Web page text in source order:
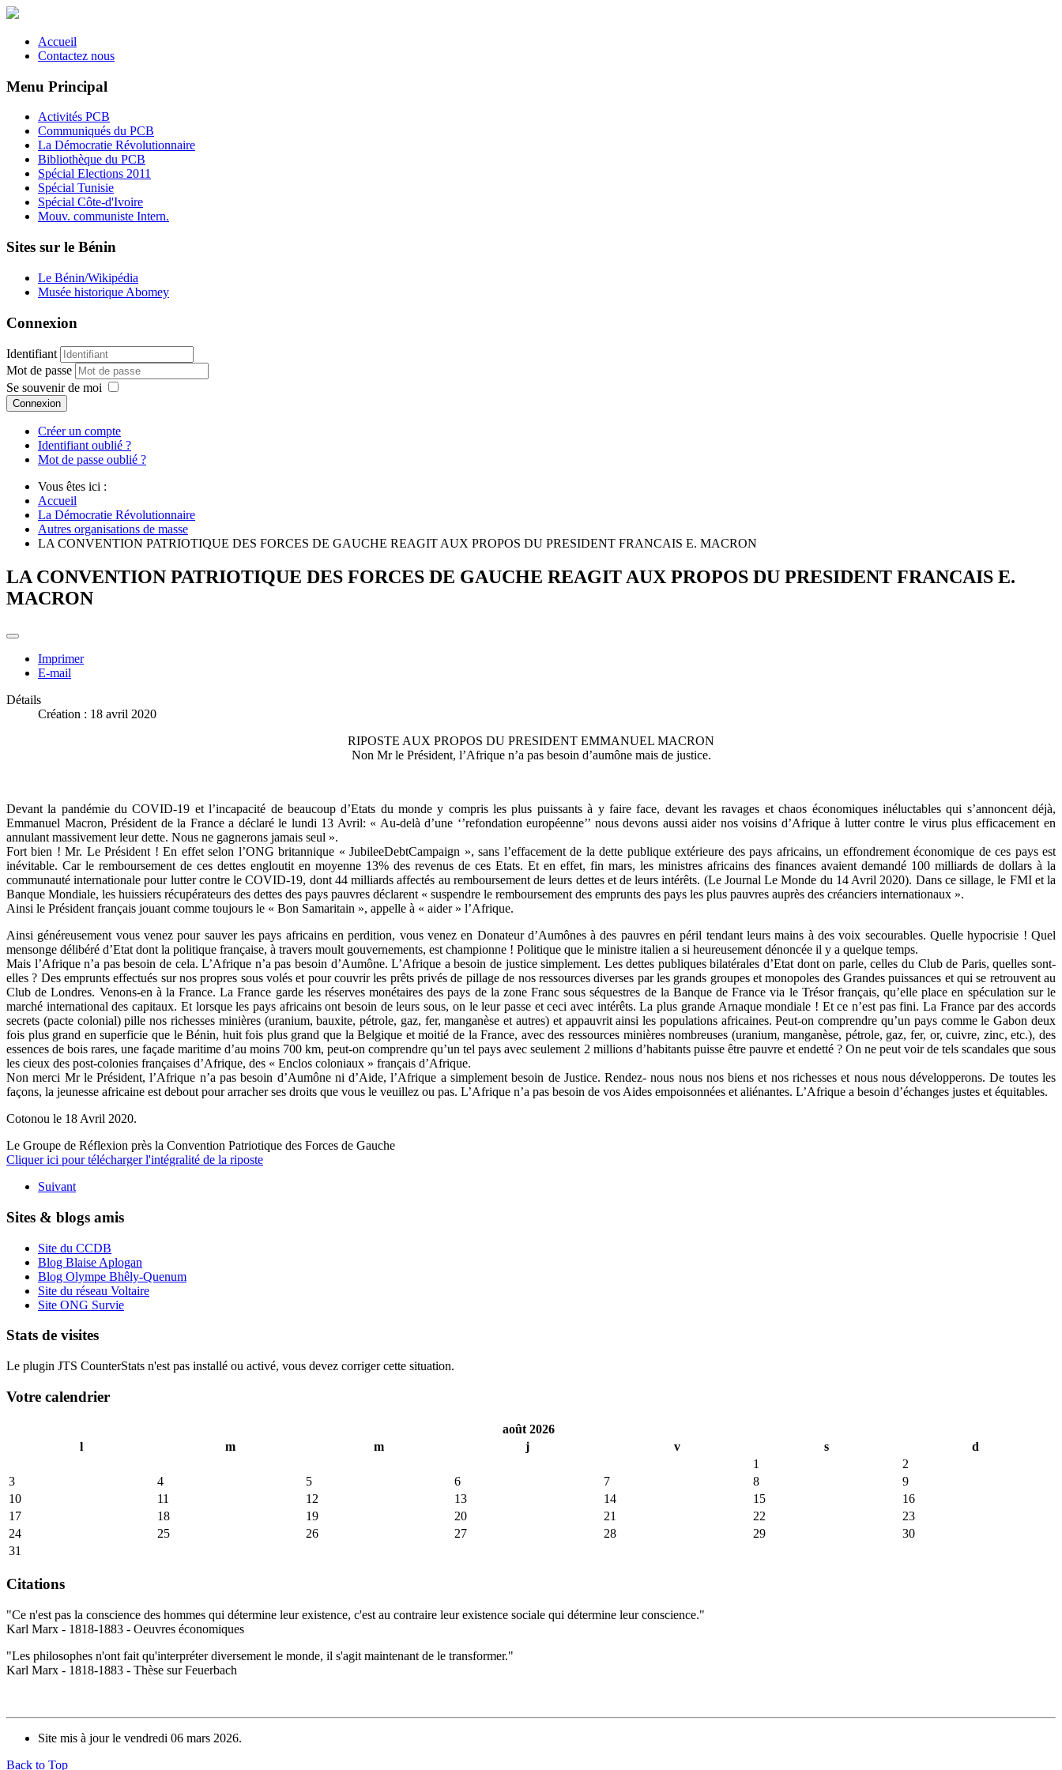
Accueil
Contactez nous
Menu Principal
Activités PCB
Communiqués du PCB
La Démocratie Révolutionnaire
Bibliothèque du PCB
Spécial Elections 2011
Spécial Tunisie
Spécial Côte-d'Ivoire
Mouv. communiste Intern.
Sites sur le Bénin
Le Bénin/Wikipédia
Musée historique Abomey
Connexion
Identifiant
Mot de passe
Se souvenir de moi
Connexion
Créer un compte
Identifiant oublié ?
Mot de passe oublié ?
Vous êtes ici :
Accueil
La Démocratie Révolutionnaire
Autres organisations de masse
LA CONVENTION PATRIOTIQUE DES FORCES DE GAUCHE REAGIT AUX PROPOS DU PRESIDENT FRANCAIS E. MACRON
LA CONVENTION PATRIOTIQUE DES FORCES DE GAUCHE REAGIT AUX PROPOS DU PRESIDENT FRANCAIS E.
MACRON
Imprimer
E-mail
Détails
Création : 18 avril 2020
RIPOSTE AUX PROPOS DU PRESIDENT EMMANUEL MACRON
Non Mr le Président, l’Afrique n’a pas besoin d’aumône mais de justice.
Devant la pandémie du COVID-19 et l’incapacité de beaucoup d’Etats du monde y compris les plus puissants à y faire face, devant les ravages et chaos économiques inéluctables qui s’annoncent déjà,
Emmanuel Macron, Président de la France a déclaré le lundi 13 Avril: « Au-delà d’une ‘’refondation européenne’’ nous devons aussi aider nos voisins d’Afrique à lutter contre le virus plus efficacement en
annulant massivement leur dette. Nous ne gagnerons jamais seul ».
Fort bien ! Mr. Le Président ! En effet selon l’ONG britannique « JubileeDebtCampaign », sans l’effacement de la dette publique extérieure des pays africains, un effondrement économique de ces pays est
inévitable. Car le remboursement de ces dettes engloutit en moyenne 13% des revenus de ces Etats. Et en effet, fin mars, les ministres africains des finances avaient demandé 100 milliards de dollars à la
communauté internationale pour lutter contre le COVID-19, dont 44 milliards affectés au remboursement de leurs dettes et de leurs intérêts. (Le Journal Le Monde du 14 Avril 2020). Dans ce sillage, le FMI et la
Banque Mondiale, les huissiers récupérateurs des dettes des pays pauvres déclarent « suspendre le remboursement des emprunts des pays les plus pauvres auprès des créanciers internationaux ».
Ainsi le Président français jouant comme toujours le « Bon Samaritain », appelle à « aider » l’Afrique.
Ainsi généreusement vous venez pour sauver les pays africains en perdition, vous venez en Donateur d’Aumônes à des pauvres en péril tendant leurs mains à des voix secourables. Quelle hypocrisie ! Quel
mensonge délibéré d’Etat dont la politique française, à travers moult gouvernements, est championne ! Politique que le ministre italien a si heureusement dénoncée il y a quelque temps.
Mais l’Afrique n’a pas besoin de cela. L’Afrique n’a pas besoin d’Aumône. L’Afrique a besoin de justice simplement. Les dettes publiques bilatérales d’Etat dont on parle, celles du Club de Paris, quelles sont-
elles ? Des emprunts effectués sur nos propres sous volés et pour couvrir les prêts privés de pillage de nos ressources diverses par les grands groupes et monopoles des Grandes puissances et qui se retrouvent au
Club de Londres. Venons-en à la France. La France garde les réserves monétaires des pays de la zone Franc sous séquestres de la Banque de France via le Trésor français, qu’elle place en spéculation sur le
marché international des capitaux. Et lorsque les pays africains ont besoin de leurs sous, on le leur passe et ceci avec intérêts. La plus grande Arnaque mondiale ! Et ce n’est pas fini. La France par des accords
secrets (pacte colonial) pille nos richesses minières (uranium, bauxite, pétrole, gaz, fer, manganèse et autres) et appauvrit ainsi les populations africaines. Peut-on comprendre qu’un pays comme le Gabon deux
fois plus grand en superficie que le Bénin, huit fois plus grand que la Belgique et moitié de la France, avec des ressources minières nombreuses (uranium, manganèse, pétrole, gaz, fer, or, cuivre, zinc, etc.), des
essences de bois rares, une façade maritime d’au moins 700 km, peut-on comprendre qu’un tel pays avec seulement 2 millions d’habitants puisse être pauvre et endetté ? On ne peut voir de tels scandales que sous
les cieux des post-colonies françaises d’Afrique, des « Enclos coloniaux » français d’Afrique.
Non merci Mr le Président, l’Afrique n’a pas besoin d’Aumône ni d’Aide, l’Afrique a simplement besoin de Justice. Rendez- nous nous nos biens et nos richesses et nous nous développerons. De toutes les
façons, la jeunesse africaine est debout pour arracher ses droits que vous le veuillez ou pas. L’Afrique n’a pas besoin de vos Aides empoisonnées et aliénantes. L’Afrique a besoin d’échanges justes et équitables.
Cotonou le 18 Avril 2020.
Le Groupe de Réflexion près la Convention Patriotique des Forces de Gauche
Cliquer ici pour télécharger l'intégralité de la riposte
Suivant
Sites & blogs amis
Site du CCDB
Blog Blaise Aplogan
Blog Olympe Bhêly-Quenum
Site du réseau Voltaire
Site ONG Survie
Stats de visites
Le plugin JTS CounterStats n'est pas installé ou activé, vous devez corriger cette situation.
Votre calendrier
août 2026
l
m m j v s
d
1
2
3
4 5 6 7 8
9
10
11 12 13 14 15
16
17
18 19 20 21 22
23
24
25 26 27 28 29
30
31
Citations
"Ce n'est pas la conscience des hommes qui détermine leur existence, c'est au contraire leur existence sociale qui détermine leur conscience."
Karl Marx - 1818-1883 - Oeuvres économiques
"Les philosophes n'ont fait qu'interpréter diversement le monde, il s'agit maintenant de le transformer."
Karl Marx - 1818-1883 - Thèse sur Feuerbach
Site mis à jour le vendredi 06 mars 2026.
Back to Top